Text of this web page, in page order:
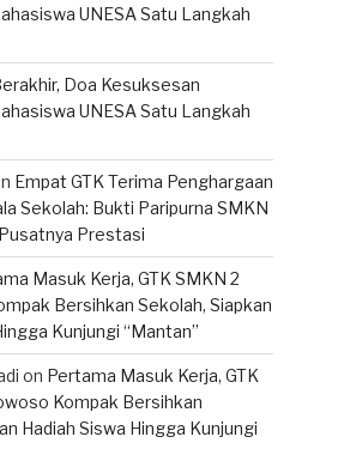
UNESA Satu Langkah
Doa Kesuksesan
UNESA Satu Langkah
Empat GTK Terima Penghargaan
Sekolah: Bukti Paripurna SMKN
Prestasi
Masuk Kerja, GTK SMKN 2
Bersihkan Sekolah, Siapkan
Kunjungi “Mantan”
on Pertama Masuk Kerja, GTK
Kompak Bersihkan
Hadiah Siswa Hingga Kunjungi